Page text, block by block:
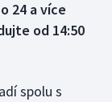
24 a více
od 14:50
spolu s